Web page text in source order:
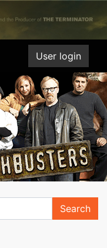
User login
Search